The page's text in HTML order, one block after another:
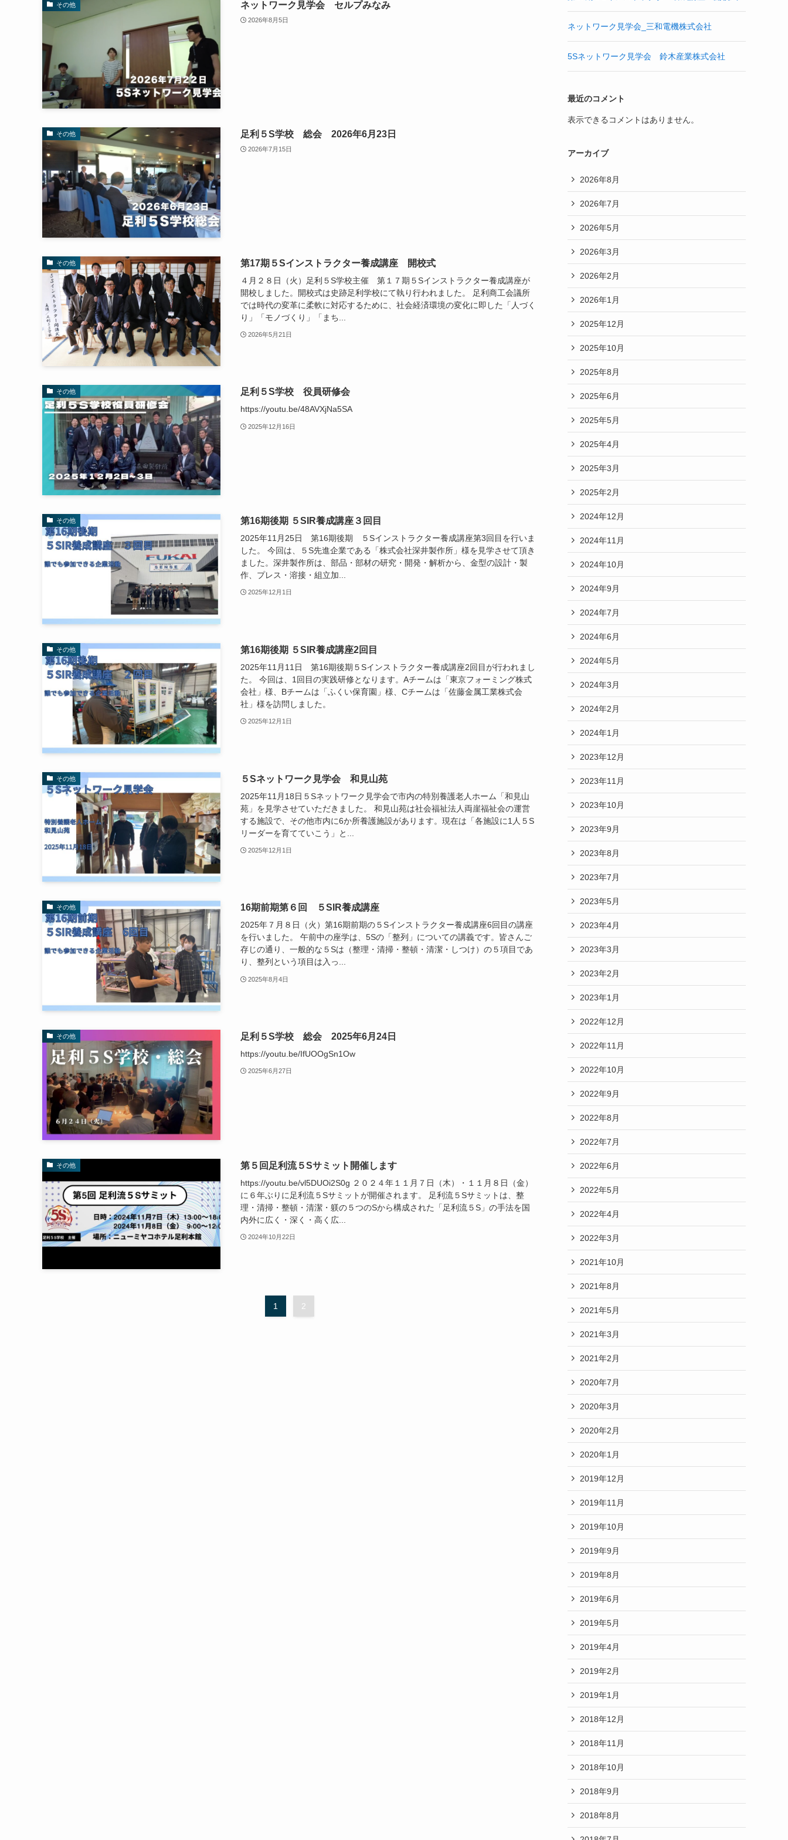
その他 ネットワーク見学会 セルプみなみ
2026年8月5日
その他 足利５S学校 総会 2026年6月23日
2026年7月15日
その他 第17期５Sインストラクター養成講座 開校式
４月２８日（火）足利５S学校主催 第１７期５Sインストラクター養成講座が
開校しました。開校式は史跡足利学校にて執り行われました。 足利商工会議所
では時代の変革に柔軟に対応するために、社会経済環境の変化に即した「人づく
り」「モノづくり」「まち...
2026年5月21日
その他 足利５S学校 役員研修会
https://youtu.be/48AVXjNa5SA
2025年12月16日
その他 第16期後期 ５SIR養成講座３回目
2025年11月25日 第16期後期 ５Sインストラクター養成講座第3回目を行いま
した。 今回は、５S先進企業である「株式会社深井製作所」様を見学させて頂き
ました。深井製作所は、部品・部材の研究・開発・解析から、金型の設計・製
作、プレス・溶接・組立加...
2025年12月1日
その他 第16期後期 ５SIR養成講座2回目
2025年11月11日 第16期後期５Sインストラクター養成講座2回目が行われまし
た。 今回は、1回目の実践研修となります。Aチームは「東京フォーミング株式
会社」様、Bチームは「ふくい保育園」様、Cチームは「佐藤金属工業株式会
社」様を訪問しました。
2025年12月1日
その他 ５Sネットワーク見学会 和見山苑
2025年11月18日５Sネットワーク見学会で市内の特別養護老人ホーム「和見山
苑」を見学させていただきました。 和見山苑は社会福祉法人両崖福祉会の運営
する施設で、その他市内に6か所養護施設があります。現在は「各施設に1人５S
リーダーを育てていこう」と...
2025年12月1日
その他 16期前期第６回 ５SIR養成講座
2025年７月８日（火）第16期前期の５Sインストラクター養成講座6回目の講座
を行いました。 午前中の座学は、5Sの「整列」についての講義です。皆さんご
存じの通り、一般的な５Sは（整理・清掃・整頓・清潔・しつけ）の５項目であ
り、整列という項目は入っ...
2025年8月4日
その他 足利５S学校 総会 2025年6月24日
https://youtu.be/IfUOOgSn1Ow
2025年6月27日
その他 第５回足利流５Sサミット開催します
https://youtu.be/vl5DUOi2S0g ２０２４年１１月７日（木）・１１月８日（金）
に６年ぶりに足利流５Sサミットが開催されます。 足利流５Sサミットは、整
理・清掃・整頓・清潔・躾の５つのSから構成された「足利流５S」の手法を国
内外に広く・深く・高く広...
2024年10月22日
1 2
ネットワーク見学会_三和電機株式会社
5Sネットワーク見学会 鈴木産業株式会社
最近のコメント
表示できるコメントはありません。
アーカイブ
2026年8月
2026年7月
2026年5月
2026年3月
2026年2月
2026年1月
2025年12月
2025年10月
2025年8月
2025年6月
2025年5月
2025年4月
2025年3月
2025年2月
2024年12月
2024年11月
2024年10月
2024年9月
2024年7月
2024年6月
2024年5月
2024年3月
2024年2月
2024年1月
2023年12月
2023年11月
2023年10月
2023年9月
2023年8月
2023年7月
2023年5月
2023年4月
2023年3月
2023年2月
2023年1月
2022年12月
2022年11月
2022年10月
2022年9月
2022年8月
2022年7月
2022年6月
2022年5月
2022年4月
2022年3月
2021年10月
2021年8月
2021年5月
2021年3月
2021年2月
2020年7月
2020年3月
2020年2月
2020年1月
2019年12月
2019年11月
2019年10月
2019年9月
2019年8月
2019年6月
2019年5月
2019年4月
2019年2月
2019年1月
2018年12月
2018年11月
2018年10月
2018年9月
2018年8月